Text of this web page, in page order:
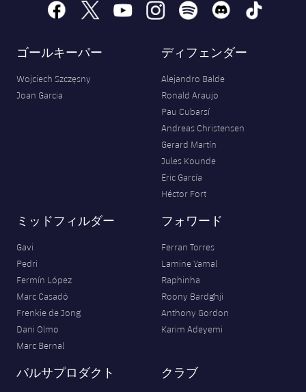
facebook
x youtubeinstagramspotify discord tiktok
ゴールキーパー
Wojciech Szczęsny
Joan Garcia
ディフェンダー
Alejandro Balde
Ronald Araujo
Pau Cubarsí
Andreas Christensen
Gerard Martín
Jules Kounde
Eric García
Héctor Fort
ミッドフィルダー
Gavi
Pedri
Fermín López
Marc Casadó
Frenkie de Jong
Dani Olmo
Marc Bernal
フォワード
Ferran Torres
Lamine Yamal
Raphinha
Roony Bardghji
Anthony Gordon
Karim Adeyemi
バルサプロダクト クラブ